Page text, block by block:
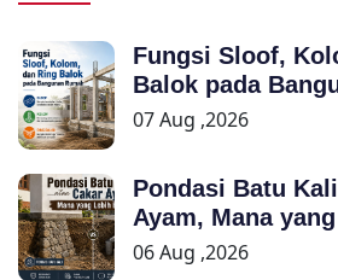
Fungsi Sloof,
Balok pada
07 Aug ,2026
Pondasi Batu
Ayam, Mana
06 Aug ,2026